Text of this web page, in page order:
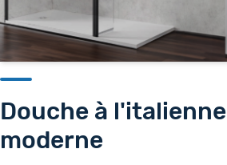
Douche à l'italienne
moderne